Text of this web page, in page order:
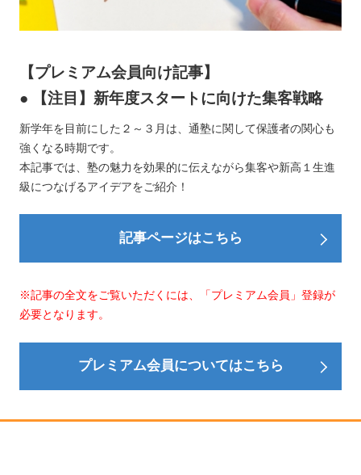
【プレミアム会員向け記事】
● 【注目】新年度スタートに向けた集客戦略
新学年を目前にした２～３月は、通塾に関して保護者の関心も
強くなる時期です。
本記事では、塾の魅力を効果的に伝えながら集客や新高１生進
級につなげるアイデアをご紹介！
記事ページはこちら
※記事の全文をご覧いただくには、「プレミアム会員」登録が
必要となります。
プレミアム会員についてはこちら